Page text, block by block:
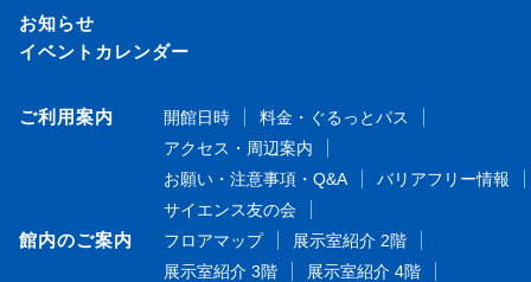
お知らせ
イベントカレンダー
ご利用案内 開館日時
料金・ぐるっとパス
アクセス・周辺案内
お願い・注意事項・Q&A
バリアフリー情報
サイエンス友の会
館内のご案内 フロアマップ
展示室紹介 2階
展示室紹介 3階
展示室紹介 4階